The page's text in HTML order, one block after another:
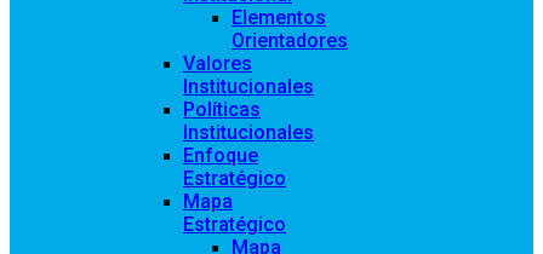
Elementos
Orientadores
Valores
Institucionales
Políticas
Institucionales
Enfoque
Estratégico
Mapa
Estratégico
Mapa